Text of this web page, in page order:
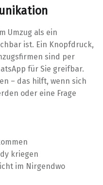
Umzug als ein
ist. Ein Knopfdruck,
sind per
für Sie greifbar.
– das hilft, wenn sich
oder eine Frage
kriegen
im Nirgendwo